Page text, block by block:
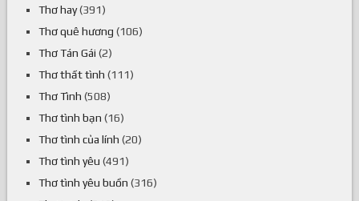
Thơ hay(391)
Thơ quê hương (106)
Thơ Tán Gái (2)
Thơ thất tình (111)
Thơ Tình (508)
Thơ tình bạn (16)
Thơ tình của lính (20)
Thơ tình yêu (491)
Thơ tình yêu buồn (316)